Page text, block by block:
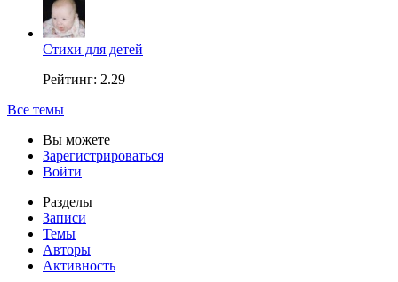
Стихи для детей
Рейтинг: 2.29
Все темы
Вы можете
Зарегистрироваться
Войти
Разделы
Записи
Темы
Авторы
Активность